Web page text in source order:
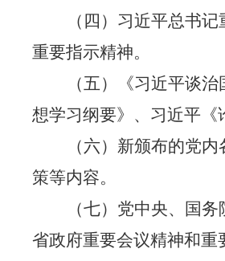
（四）习近平总书
重要指示精神。
（五）《习近平谈
想学习纲要》、习近平
（六）新颁布的党
策等内容。
（七）党中央、国
省政府重要会议精神和重